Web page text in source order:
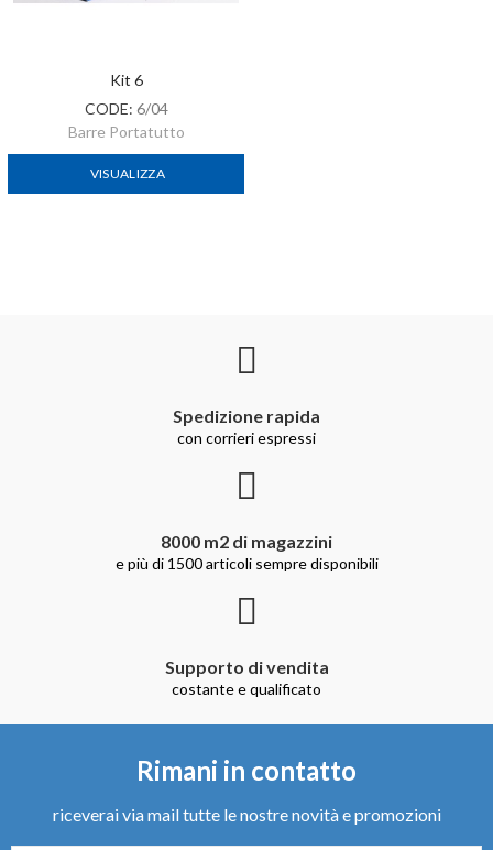
Kit 6
CODE: 6/04
Barre Portatutto
VISUALIZZA
Spedizione rapida
con corrieri espressi
8000 m2 di magazzini
e più di 1500 articoli sempre disponibili
Supporto di vendita
costante e qualificato
Rimani in contatto
riceverai via mail tutte le nostre novità e promozioni